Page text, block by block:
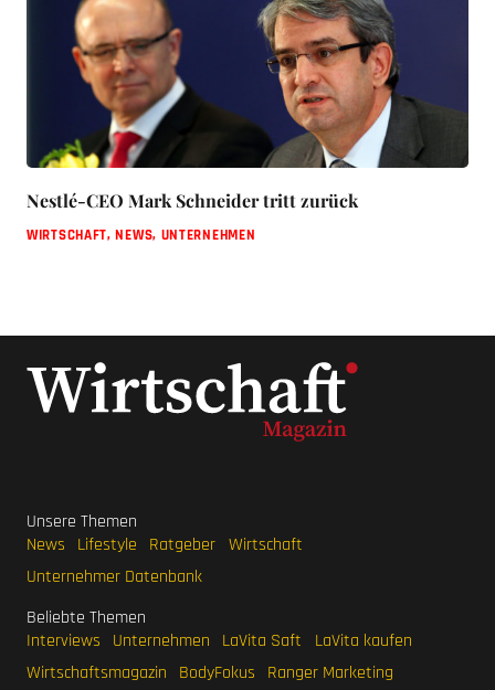
Nestlé-CEO Mark Schneider tritt zurück
WIRTSCHAFT,NEWS, UNTERNEHMEN
Unsere Themen
News
Lifestyle Ratgeber Wirtschaft
Unternehmer Datenbank
Beliebte Themen
Interviews
Unternehmen LaVita Saft
LaVita kaufen
Wirtschaftsmagazin
BodyFokus Ranger Marketing